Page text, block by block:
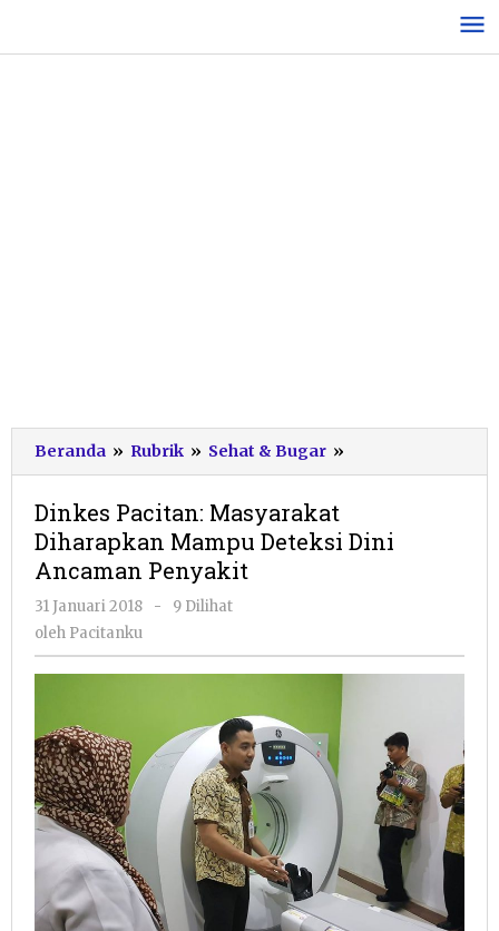
konten
Beranda » Rubrik » Sehat & Bugar »
Pacitan:
Mampu
Dinkes Pacitan: Masyarakat
Diharapkan Mampu Deteksi Dini
Ancaman Penyakit
31 Januari 2018
oleh
-
9 Dilihat
oleh Pacitanku